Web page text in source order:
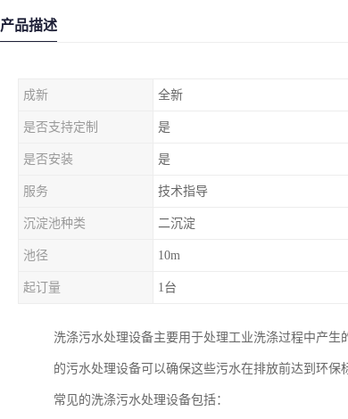
产品描述
成新 全新
是否支持定制 是
是否安装 是
服务 技术指导
沉淀池种类 二沉淀
池径 10m
起订量 1台
洗涤污水处理设备主要用于处理工业洗涤过程中产
的污水处理设备可以确保这些污水在排放前达到环保
常见的洗涤污水处理设备包括：